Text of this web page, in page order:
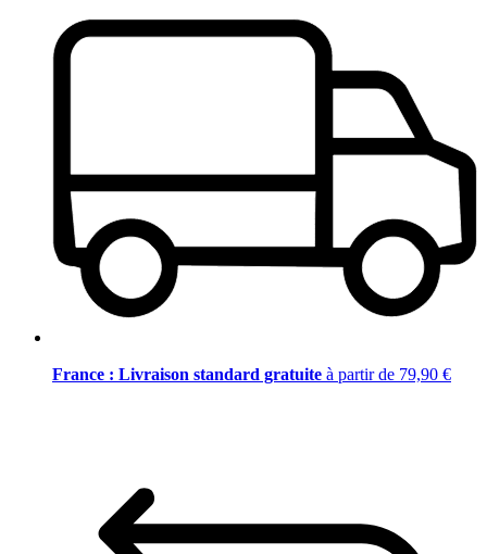
France : Livraison standard gratuite à partir de 79,90 €